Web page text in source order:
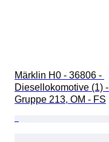
Märklin H0 - 36806 -
Diesellokomotive (1) -
Gruppe 213, OM - FS